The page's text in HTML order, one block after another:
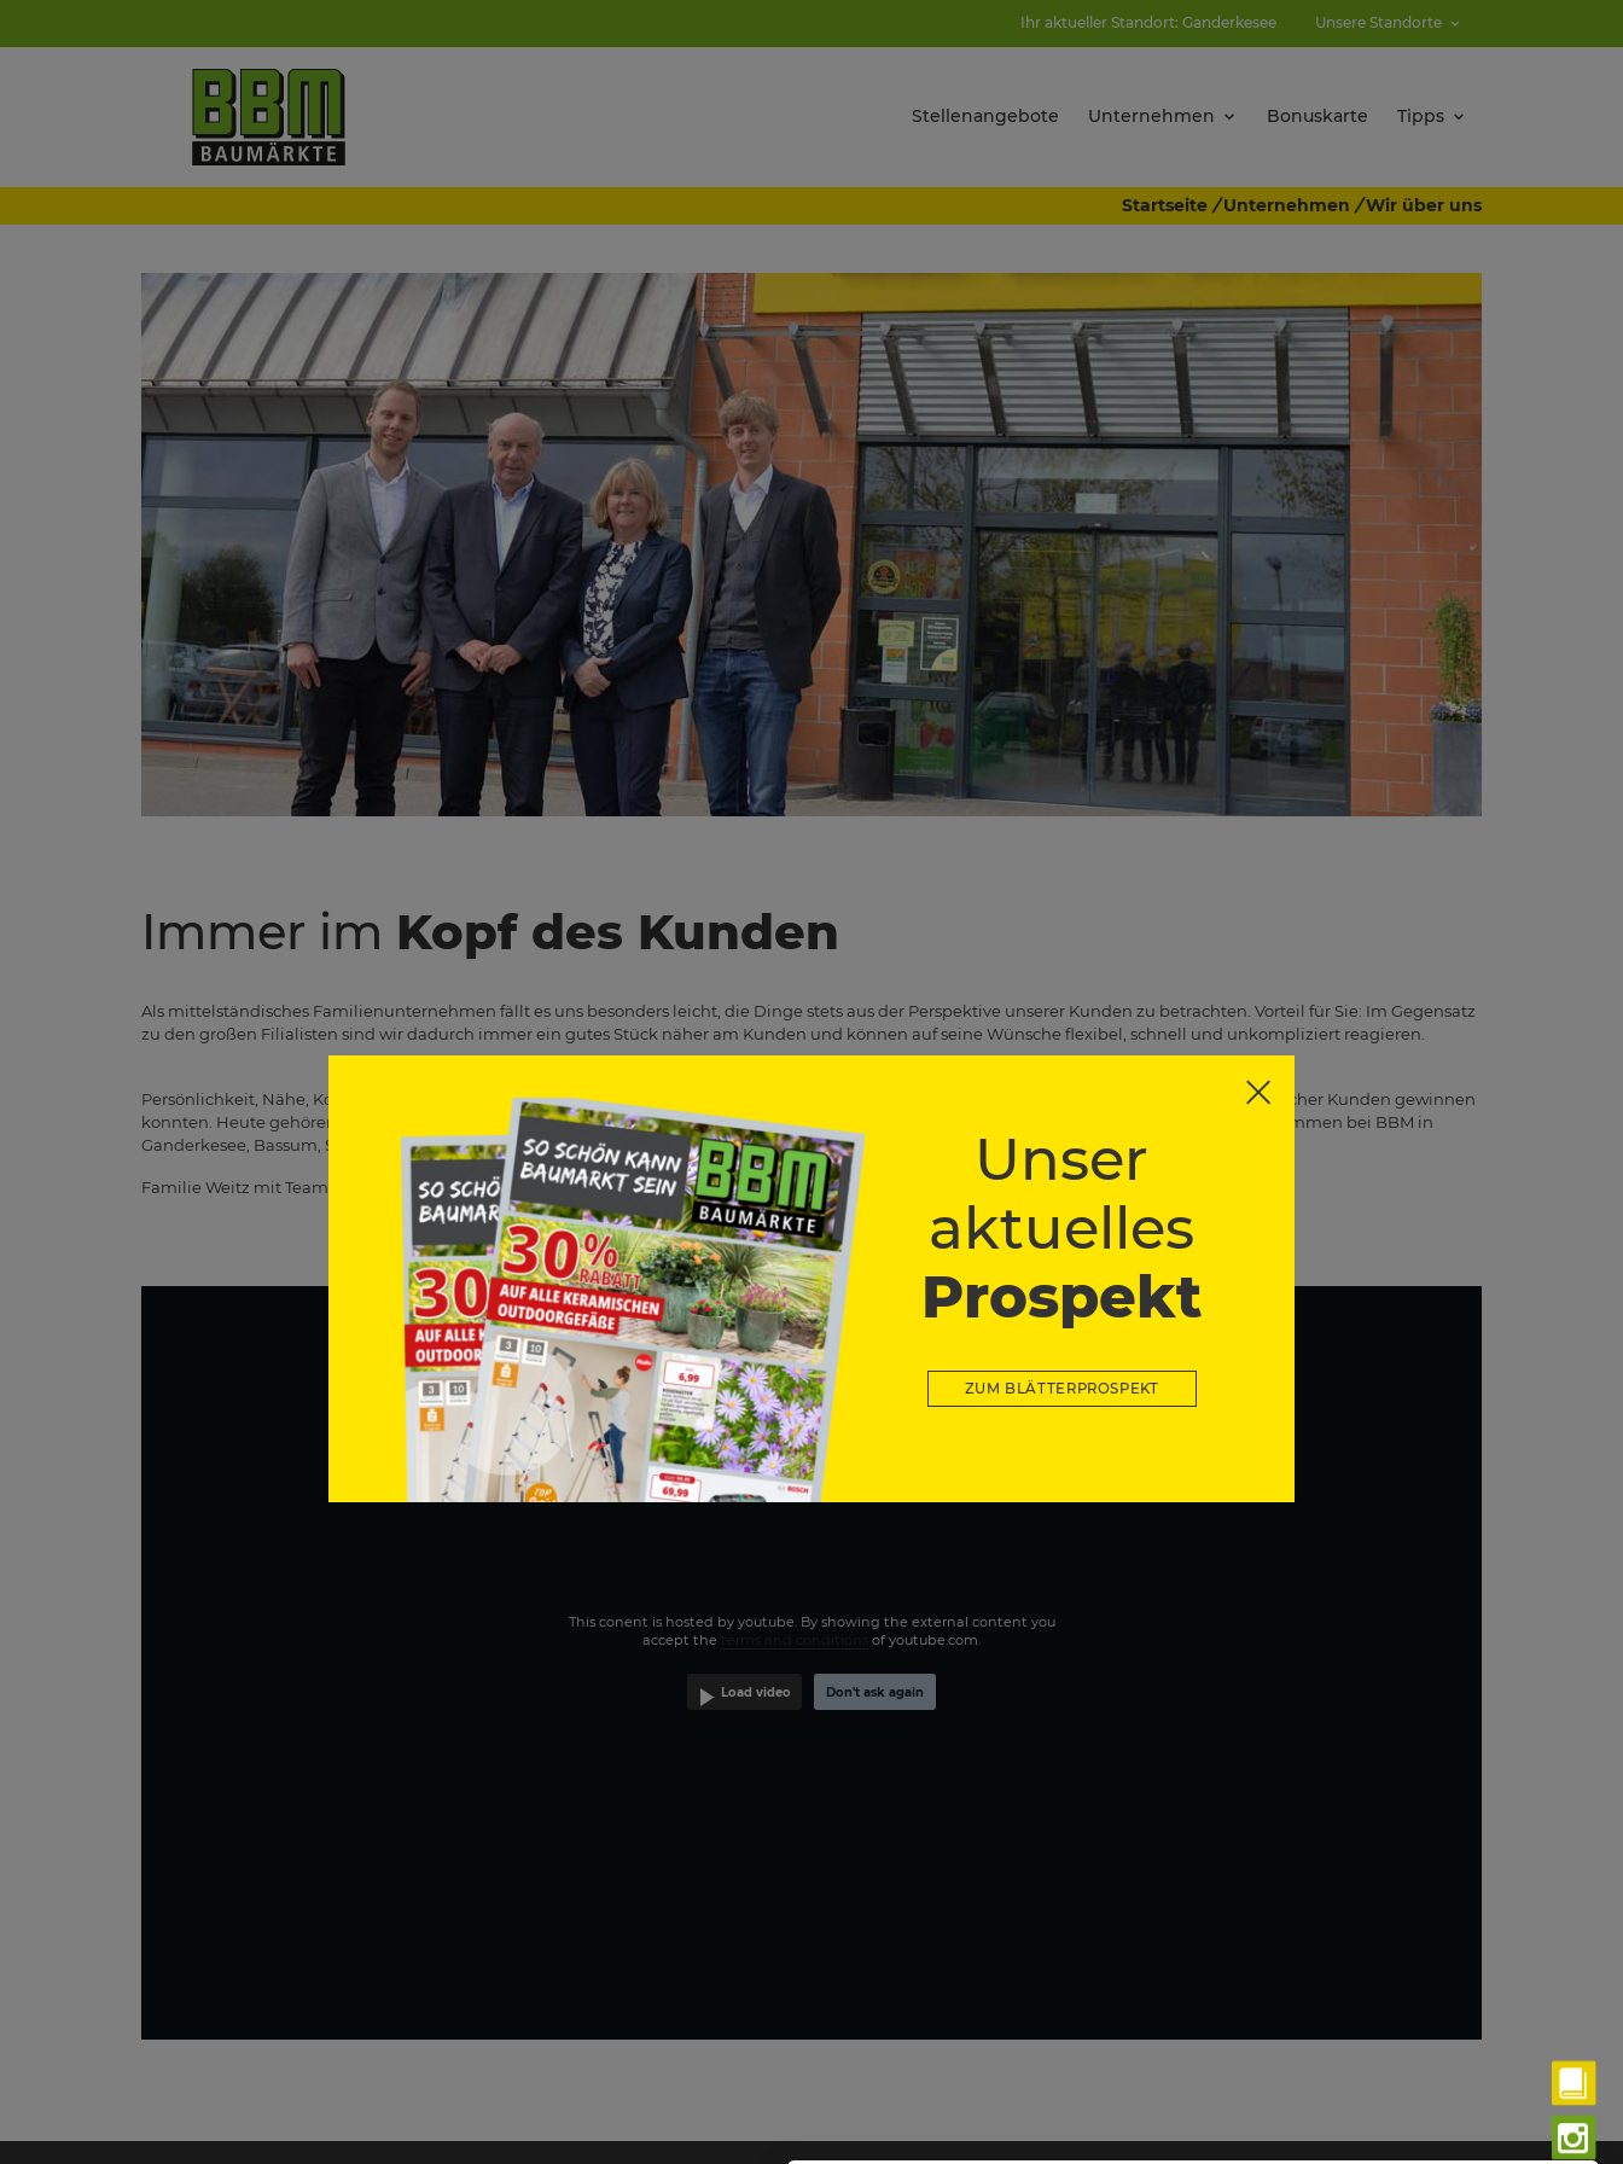
Unser
aktuelles
Prospekt
ZUM BLÄTTERPROSPEKT
Ihr aktueller Standort: Ganderkesee Unsere Standorte
Stellenangebote Unternehmen Bonuskarte Tipps
Startseite / Unternehmen / Wir über uns
Immer im Kopf des Kunden
Als mittelständisches Familienunternehmen fällt es uns besonders leicht, die Dinge stets aus der Perspektive unserer Kunden zu betrachten. Vorteil für Sie: Im Gegensatz
zu den großen Filialisten sind wir dadurch immer ein gutes Stück näher am Kunden und können auf seine Wünsche flexibel, schnell und unkompliziert reagieren.
Persönlichkeit, Nähe, Kompetenz und Vertrauen: Das ist unsere Basis, von der aus wir in über 30 Jahren an neun Standorten das Vertrauen zahlreicher Kunden gewinnen
konnten. Heute gehören über 300 Mitarbeiter zu unserem BBM-Team, die sich täglich auf ein Neues für unsere Kunden einsetzen. Herzlich willkommen bei BBM in
Ganderkesee, Bassum, Syke, Barsinghausen, Friesoythe, Parchim, Achim und Rhauderfehn. Wir freuen uns auf Ihren Besuch!
Familie Weitz mit Team!
This conent is hosted by youtube. By showing the external content you
accept the
of youtube.com.
Load video Don't ask again